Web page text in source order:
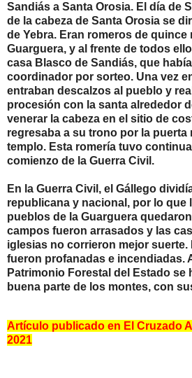
Sandiás a Santa Orosia. El día de
de la cabeza de Santa Orosia se
de Yebra. Eran romeros de quince
Guarguera, y al frente de todos
casa Blasco de Sandiás, que
coordinador por sorteo. Una vez
entraban descalzos al pueblo y
procesión con la santa alrededor
venerar la cabeza en el sitio de
regresaba a su trono por la puerta
templo. Esta romería tuvo
comienzo de la Guerra Civil.
En la Guerra Civil, el Gállego
republicana y nacional, por lo que
pueblos de la Guarguera
campos fueron arrasados y las
iglesias no corrieron mejor suerte.
fueron profanadas e incendiadas.
Patrimonio Forestal del Estado se
buena parte de los montes, con
Artículo publicado en El Cruzado
2021